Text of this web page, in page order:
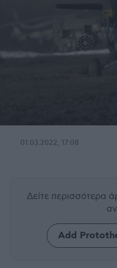
01.03.2022, 17:08
Δείτε περισσότερα
Add